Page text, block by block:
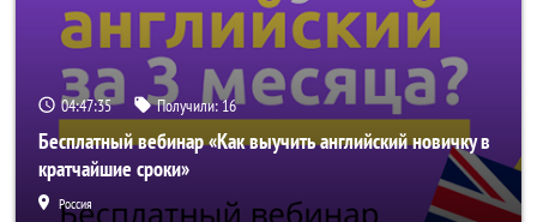
04:47:35 Получили:16
Бесплатный вебинар «Как выучить английский новичку в
кратчайшие сроки»
Россия